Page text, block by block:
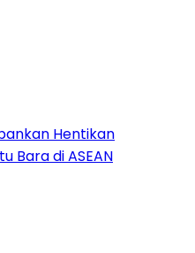
Hentikan
Bara di ASEAN